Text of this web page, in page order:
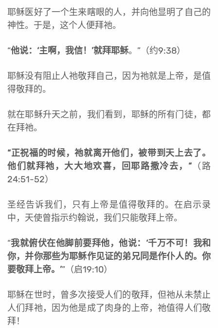
耶稣医好了一个生来瞎眼的人，并向他显明了自己的
神性。于是，这个人便拜祂。
“他说：‘主啊，我信！’就拜耶稣。”（约9:38）
耶稣没有阻止人祂敬拜自己，因为祂就是上帝，是值
得敬拜的。
就在耶稣升天之前，我们看到，耶稣的所有门徒，都
在拜祂。
“正祝福的时候，祂就离开他们，被带到天上去了。
他们就拜祂，大大地欢喜，回耶路撒冷去，”（路
24:51-52）
圣经告诉我们，只有上帝是值得敬拜的。在启示录
中，天使曾指示约翰说，我们只能敬拜上帝。
“我就俯伏在他脚前要拜他，他说：‘千万不可！我和
你，并你那些为耶稣作见证的弟兄同是作仆人的。你
要敬拜上帝。’”（启19:10）
耶稣在世时，曾多次接受人们的敬拜，但祂从未禁止
人们拜祂，因为他是成了肉身的上帝，祂值得人们敬
拜！